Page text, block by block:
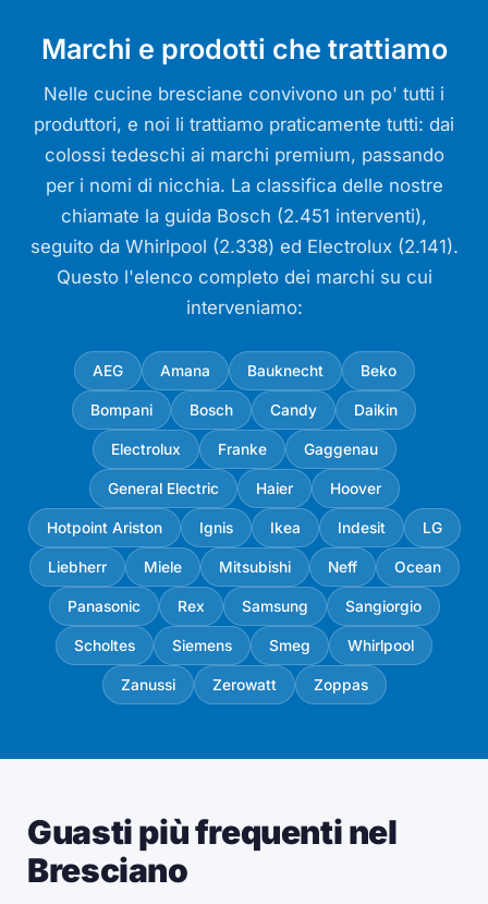
Marchi e prodotti che trattiamo
Nelle cucine bresciane convivono un po' tutti i
produttori, e noi li trattiamo praticamente tutti: dai
colossi tedeschi ai marchi premium, passando
per i nomi di nicchia. La classifica delle nostre
chiamate la guida Bosch (2.451 interventi),
seguito da Whirlpool (2.338) ed Electrolux (2.141).
Questo l'elenco completo dei marchi su cui
interveniamo:
AEG Amana Bauknecht Beko
Bompani Bosch Candy Daikin
Electrolux Franke Gaggenau
General Electric Haier Hoover
Hotpoint Ariston Ignis Ikea Indesit LG
Liebherr Miele Mitsubishi Neff Ocean
Panasonic Rex Samsung Sangiorgio
Scholtes Siemens Smeg Whirlpool
Zanussi Zerowatt Zoppas
Guasti più frequenti nel
Bresciano